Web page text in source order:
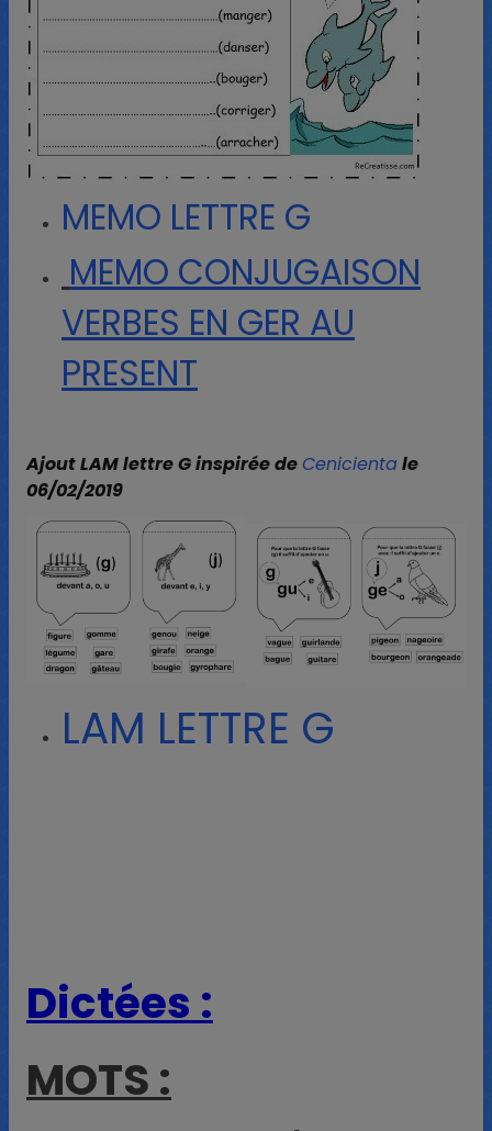
MEMO LETTRE G
MEMO CONJUGAISON
VERBES EN GER AU
PRESENT
Ajout LAM lettre G inspirée de Cenicientale
06/02/2019
LAM LETTRE G
Dictées :
MOTS :